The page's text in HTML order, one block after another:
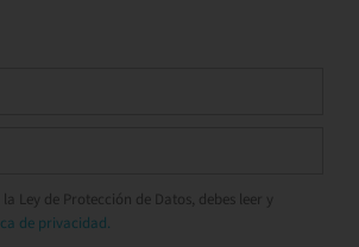
Ley de Protección de Datos, debes leer y
de privacidad.